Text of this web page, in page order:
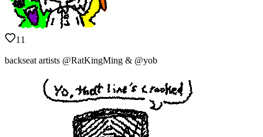
11
backseat artists @RatKingMing & @yob